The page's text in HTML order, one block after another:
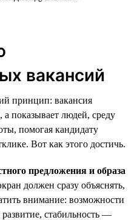
вакансий
принцип: вакансия
а показывает людей, среду
помогая кандидату
Вот как этого достичь.
предложения и образа
должен сразу объяснять,
внимание: возможности
развитие, стабильность —